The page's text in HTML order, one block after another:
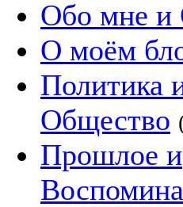
Обо мне и
О моём
Политика
Общество
Прошлое и